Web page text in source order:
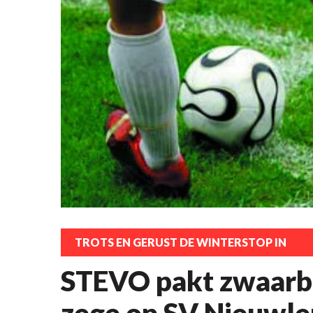
TROTS EN GERUST DE WINTERSTOP IN
STEVO pakt